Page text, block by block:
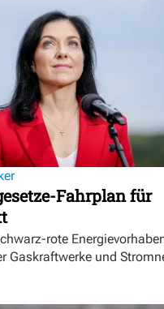
Fahrplan für
rote
Gaskraftwerke und